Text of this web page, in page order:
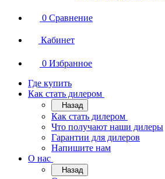
0 Сравнение
Кабинет
0 Избранное
Где купить
Как стать дилером
Назад
Как стать дилером
Что получают наши дилеры
Гарантии для дилеров
Напишите нам
О нас
Назад